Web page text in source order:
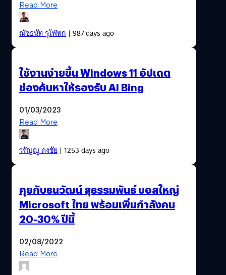
Read More
ณัชธนัท จุโฬทก| 987 days ago
ใช้งานง่ายขึ้น Windows 11 อัปเดต
ช่องค้นหาให้รองรับ AI Bing
01/03/2023
Read More
วรัญญู คงชัย| 1253 days ago
คุยกับธนวัฒน์ สุธรรมพันธ์ บอสใหญ่
Microsoft ไทย พร้อมเพิ่มกำลังคน
20-30% ปีนี้
02/08/2022
Read More